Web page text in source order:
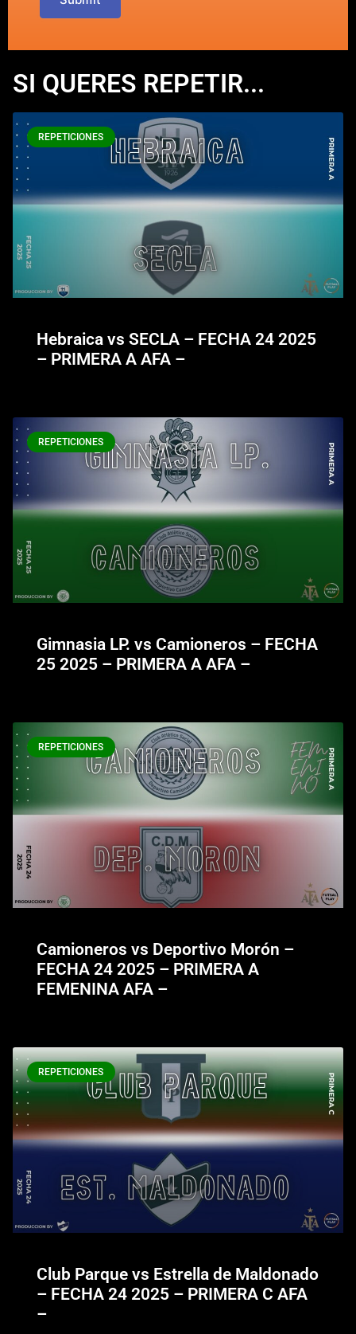
SI QUERES REPETIR...
REPETICIONES
Hebraica vs SECLA – FECHA 24 2025
– PRIMERA A AFA –
REPETICIONES
Gimnasia LP. vs Camioneros – FECHA
25 2025 – PRIMERA A AFA –
REPETICIONES
Camioneros vs Deportivo Morón –
FECHA 24 2025 – PRIMERA A
FEMENINA AFA –
REPETICIONES
Club Parque vs Estrella de Maldonado
– FECHA 24 2025 – PRIMERA C AFA
–